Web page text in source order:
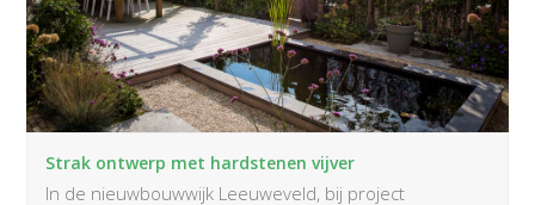
Strak ontwerp met hardstenen vijver
In de nieuwbouwwijk Leeuweveld, bij project